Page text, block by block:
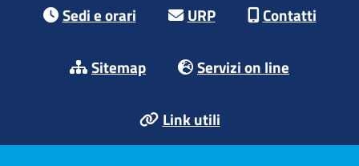
Sedi e orari URP Contatti
Sitemap Servizi on line
Link utili